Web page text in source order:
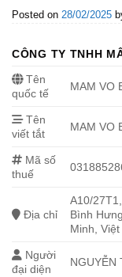
Posted on 28/02/2025
CÔNG TY TNHH
Tên
quốc tế
MAM VO
Tên
viết tắt
MAM VO
Mã số
thuế
Địa chỉ
A10/
Bình
Minh, Việt
Người
đại diện
NGUYỄN